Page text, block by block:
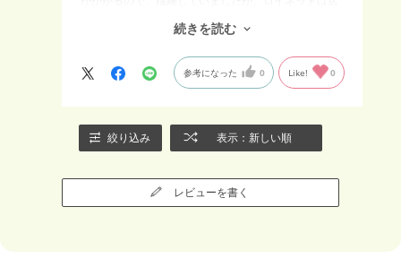
舗受け取りがあり、送料がかからないのがわかり、利
用させていただきました。商品が準備できた旨のメー
ルも届き助かりました。ありがとうございました♪
続きを読む
参考になった 0 Like! 0
絞り込み 表示：新しい順
レビューを書く